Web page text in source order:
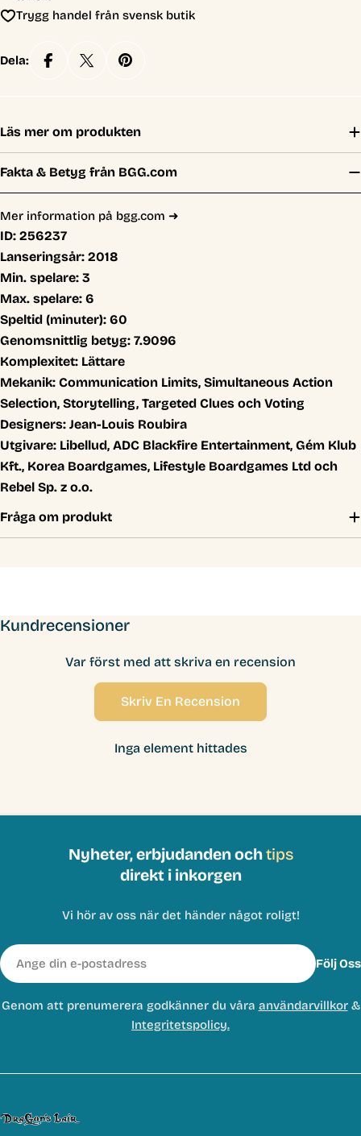
Trygg handel från svensk butik
Dela:
Läs mer om produkten
Fakta & Betyg från BGG.com
Mer information på bgg.com ➜
ID: 256237
Lanseringsår: 2018
Min. spelare: 3
Max. spelare: 6
Speltid (minuter): 60
Genomsnittlig betyg: 7.9096
Komplexitet: Lättare
Mekanik: Communication Limits, Simultaneous Action
Selection, Storytelling, Targeted Clues och Voting
Designers: Jean-Louis Roubira
Utgivare: Libellud, ADC Blackfire Entertainment, Gém Klub
Kft., Korea Boardgames, Lifestyle Boardgames Ltd och
Rebel Sp. z o.o.
Fråga om produkt
Kundrecensioner
Var först med att skriva en recension
Skriv En Recension
Inga element hittades
Nyheter, erbjudanden ochtips
direkt i inkorgen
Vi hör av oss när det händer något roligt!
E-
post
Följ Oss
Genom att prenumerera godkänner du våra användarvillkor&
Integritetspolicy.